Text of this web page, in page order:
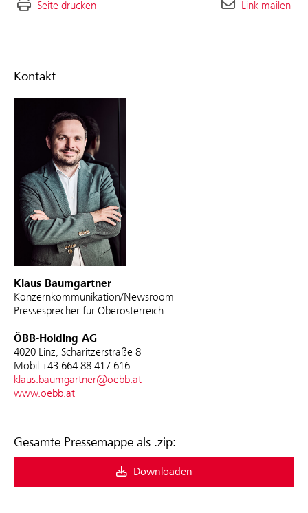
Kontakt
Klaus Baumgartner
Konzernkommunikation/Newsroom
Pressesprecher für Oberösterreich
ÖBB-Holding AG
4020 Linz, Scharitzerstraße 8
Mobil +43 664 88 417 616
klaus.baumgartner@oebb.at
www.oebb.at
Gesamte Pressemappe als .zip:
Downloaden
Seite drucken Link mailen